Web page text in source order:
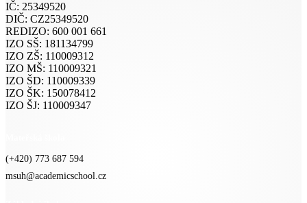
IČ: 25349520
DIČ: CZ25349520
REDIZO: 600 001 661
IZO SŠ: 181134799
IZO ZŠ: 110009312
IZO MŠ: 110009321
IZO ŠD: 110009339
IZO ŠK: 150078412
IZO ŠJ: 110009347
(+420) 773 687 594
msuh@academicschool.cz